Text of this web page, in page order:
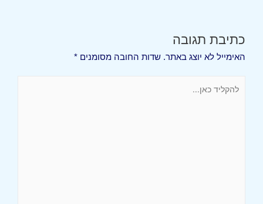
כתיבת תגובה
האימייל לא יוצג באתר. שדות החובה מסומנים *